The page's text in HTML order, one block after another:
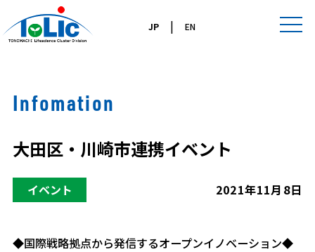
JP| EN
Infomation
大田区・川崎市連携イベント
イベント 2021年11月8日
◆国際戦略拠点から発信するオープンイノベーション◆